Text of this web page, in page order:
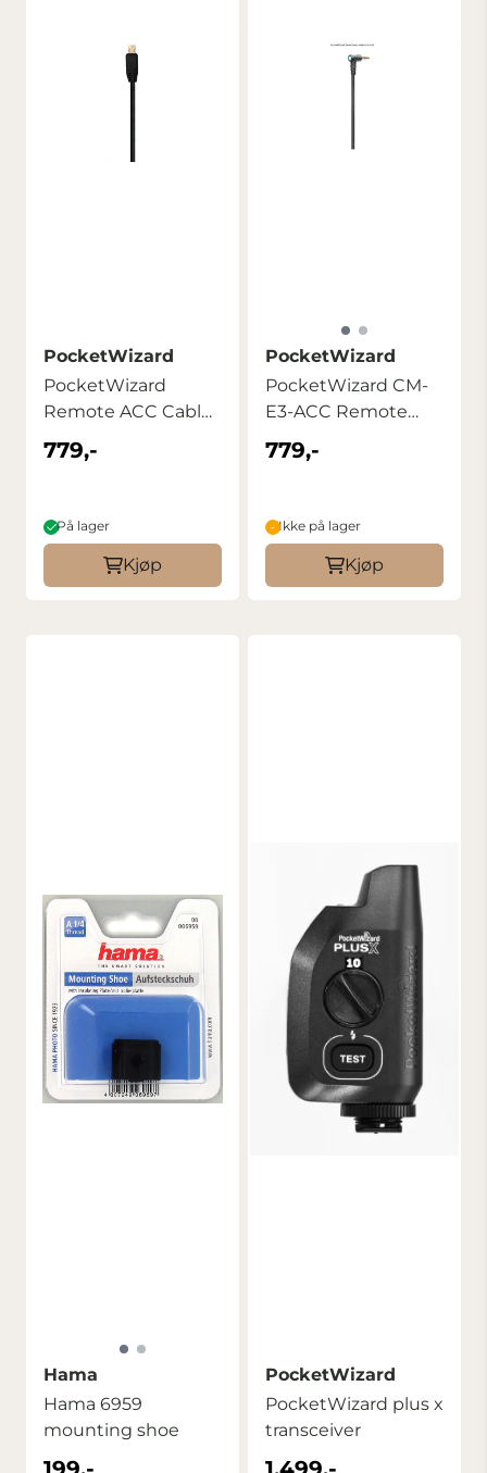
PocketWizard
PocketWizard
Remote ACC Cable
Sony
779,-
På lager
Kjøp
PocketWizard
PocketWizard CM-
E3-ACC Remote
Pre-Trigger Cable
779,-
Ikke på lager
Kjøp
Hama
Hama 6959
mounting shoe
PocketWizard
PocketWizard plus x
transceiver